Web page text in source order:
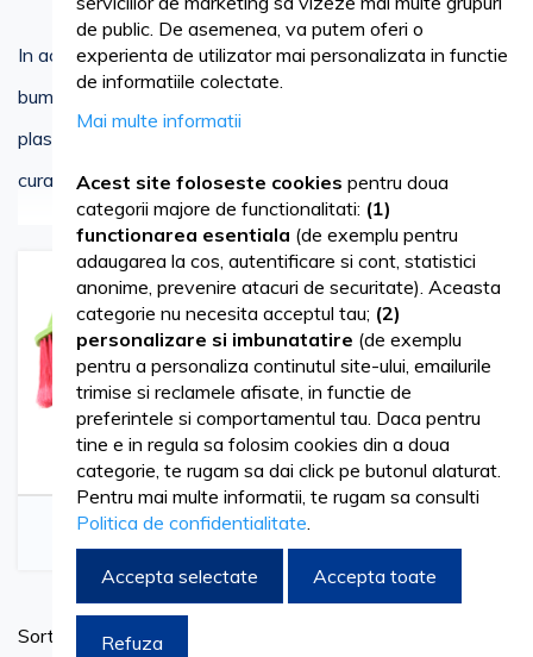
In aceasta categorie gasiti o gama variata de mopuri din
bumbac si din microfibra, maturi, ligheane si farase din
plastic, disponibile in diferite culori si dimensiuni pentru o
curatenie ideala!
Coada metalica pentru mop este foarte rezistenta si
usor de manevrat. Se ataseaza cu usurinta oricarui
tip de mop, prin infiletare si are o greutate redusa.
Faras din plastic disponibil in varianta cu sau fara
cauciuc, foarte rezistent, si cu o greutate optima
pentru colectarea prafului si deseurilor fara obosirea
bratelor.
Lighean Rotund din plastic, foarte rezistent, cu un
design functional si practic, din material usor. Poate fi
utilizat pentru spalarea hainelor, clatitul vaselor,
Maturi Plastic
Sortare dupa
de public. De asemenea, va putem oferi o
experienta de utilizator mai personalizata in functie
de informatiile colectate.
Mai multe informatii
Acest site foloseste cookies pentru doua
categorii majore de functionalitati: (1)
functionarea esentiala (de exemplu pentru
adaugarea la cos, autentificare si cont, statistici
anonime, prevenire atacuri de securitate). Aceasta
categorie nu necesita acceptul tau; (2)
personalizare si imbunatatire (de exemplu
pentru a personaliza continutul site-ului, emailurile
trimise si reclamele afisate, in functie de
preferintele si comportamentul tau. Daca pentru
tine e in regula sa folosim cookies din a doua
categorie, te rugam sa dai click pe butonul alaturat.
Pentru mai multe informatii, te rugam sa consulti
Politica de confidentialitate.
Accepta selectate Accepta toate
Refuza